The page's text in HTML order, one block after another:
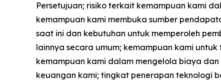
Persetujuan; risiko terkait kemampuan kami
kemampuan kami membuka sumber
saat ini dan kebutuhan untuk memperoleh
lainnya secara umum; kemampuan kami
kemampuan kami dalam mengelola biaya
keuangan kami; tingkat penerapan teknologi